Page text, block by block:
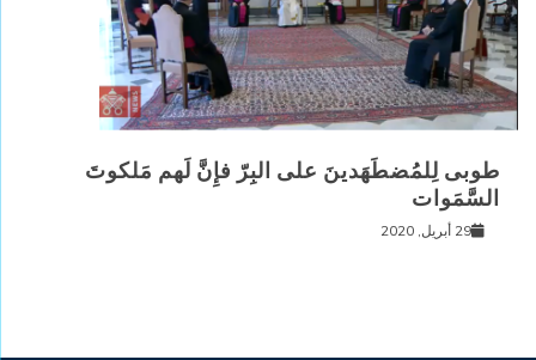
طوبى لِلمُضطَهَدينَ على البِرّ فإِنَّ لَهم مَلكوتَ
السَّمَوات
29 أبريل, 2020